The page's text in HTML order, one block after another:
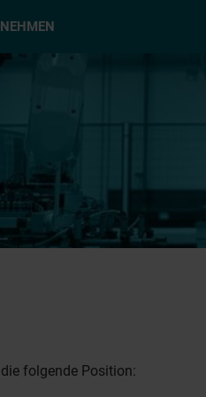
folgende Position: